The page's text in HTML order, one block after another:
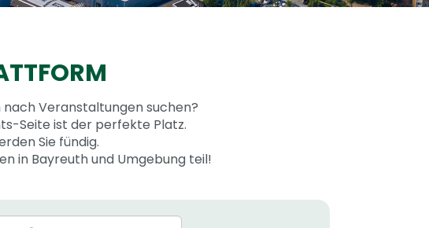
Veranstaltungen suchen?
Seite ist der perfekte Platz.
Sie fündig.
in Bayreuth und Umgebung teil!